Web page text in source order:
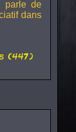
parle de
dans
(447)